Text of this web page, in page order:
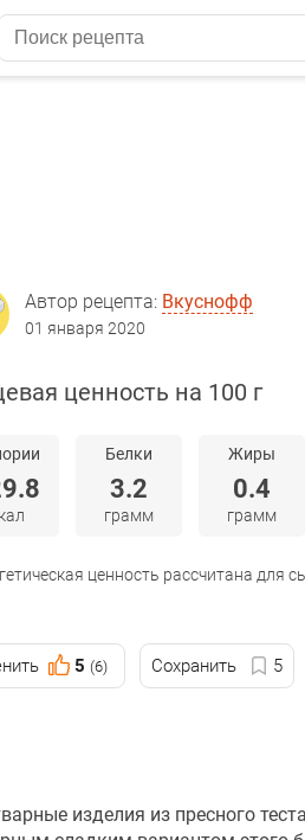
Автор рецепта: Вкуснофф
01 января 2020
ценность на 100 г
Белки
3.2
грамм
Жиры
0.4
грамм
ценность рассчитана для
5 (6) Сохранить 5
изделия из пресного